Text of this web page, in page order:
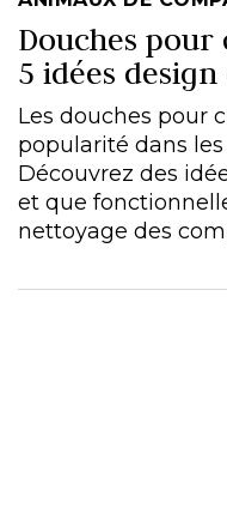
Douches pour
5 idées
Les douches pour
popularité dans
Découvrez des
et que
nettoyage des